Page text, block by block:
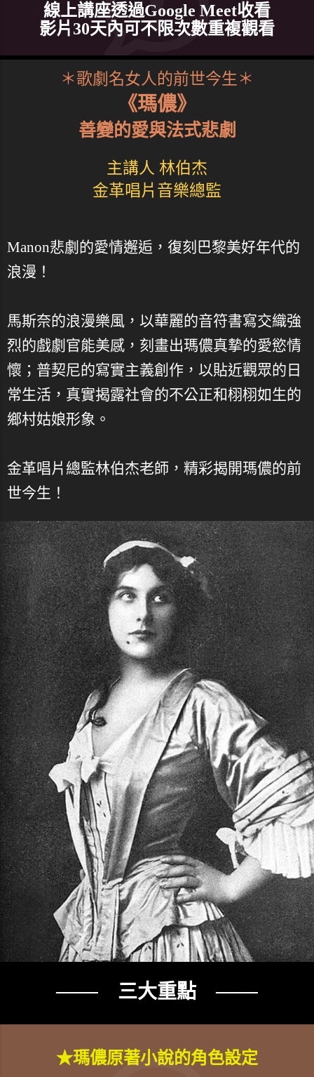
線上講座透過Google Meet收看
影片30天內可不限次數重複觀看
＊歌劇名女人的前世今生＊
《瑪儂》
善變的愛與法式悲劇
主講人 林伯杰
金革唱片音樂總監
Manon悲劇的愛情邂逅，復刻巴黎美好年代的
浪漫！
馬斯奈的浪漫樂風，以華麗的音符書寫交織強
烈的戲劇官能美感，刻畫出瑪儂真摯的愛慾情
懷；普契尼的寫實主義創作，以貼近觀眾的日
常生活，真實揭露社會的不公正和栩栩如生的
鄉村姑娘形象。
金革唱片總監林伯杰老師，精彩揭開瑪儂的前
世今生！
─── 三大重點 ───
★瑪儂原著小說的角色設定